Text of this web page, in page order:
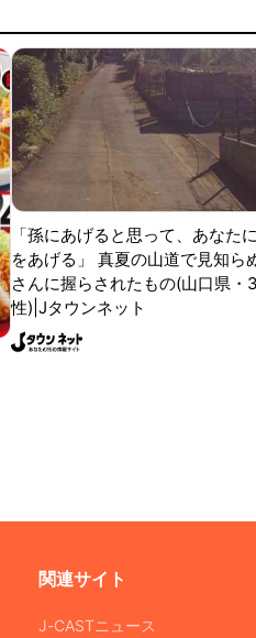
「孫にあげると思って、あなた
をあげる」 真夏の山道で見知ら
さんに握らされたもの(山口県・
性)|Jタウンネット
関連サイト
J-CASTニュース